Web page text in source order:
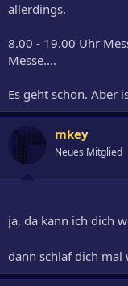
allerdings.
8.00 - 19.00 Uhr
Messe....
Es geht schon. Aber
mkey
Neues Mitglied
ja, da kann ich dich
dann schlaf dich mal